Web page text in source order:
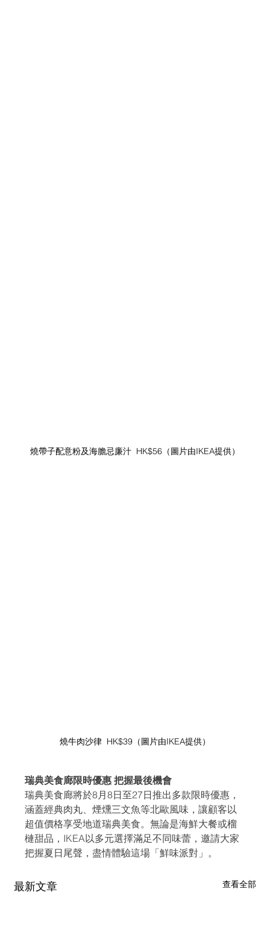
燒帶子配意粉及海膽忌廉汁  HK$56（圖片由IKEA提供）
燒牛肉沙律  HK$39（圖片由IKEA提供）
瑞典美食廊限時優惠 把握最後機會
瑞典美食廊將於8月8日至27日推出多款限時優惠，
涵蓋經典肉丸、煙燻三文魚等北歐風味，讓顧客以
超值價格享受地道瑞典美食。無論是海鮮大餐或榴
槤甜品，IKEA以多元選擇滿足不同味蕾，邀請大家
把握夏日尾聲，盡情體驗這場「鮮味派對」。
最新文章 查看全部